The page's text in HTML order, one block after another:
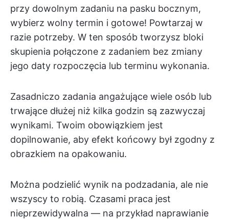
przy dowolnym zadaniu na pasku bocznym,
wybierz wolny termin i gotowe! Powtarzaj w
razie potrzeby. W ten sposób tworzysz bloki
skupienia połączone z zadaniem bez zmiany
jego daty rozpoczęcia lub terminu wykonania.
Zasadniczo zadania angażujące wiele osób lub
trwające dłużej niż kilka godzin są zazwyczaj
wynikami. Twoim obowiązkiem jest
dopilnowanie, aby efekt końcowy był zgodny z
obrazkiem na opakowaniu.
Można podzielić wynik na podzadania, ale nie
wszyscy to robią. Czasami praca jest
nieprzewidywalna — na przykład naprawianie